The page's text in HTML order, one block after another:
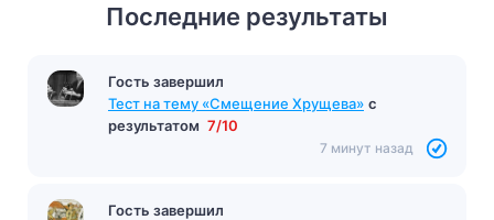
Последние результаты
Гость завершил
Тест на тему «Смещение Хрущева» с
результатом 7/10
7 минут назад
Гость завершил